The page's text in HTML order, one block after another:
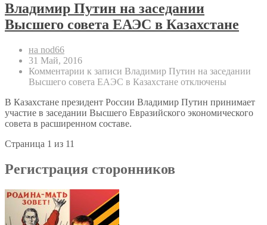
Владимир Путин на заседании
Высшего совета ЕАЭС в Казахстане
на nod66
31 Май, 2016
Комментарии к записи Владимир Путин на заседании
Высшего совета ЕАЭС в Казахстане отключены
В Казахстане президент России Владимир Путин принимает
участие в заседании Высшего Евразийского экономического
совета в расширенном составе.
Страница 1 из 11
Регистрация сторонников